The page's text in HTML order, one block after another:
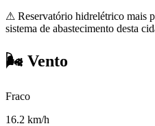
⚠ Reservatório hidrelétrico mais
sistema de abastecimento desta
🌬️ Vento
Fraco
16.2 km/h